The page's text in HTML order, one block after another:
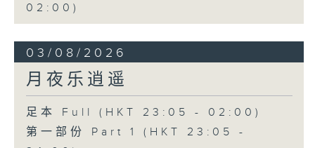
02:00)
03/08/2026
月夜乐逍遥
足本 Full (HKT 23:05 - 02:00)
第一部份 Part 1 (HKT 23:05 -